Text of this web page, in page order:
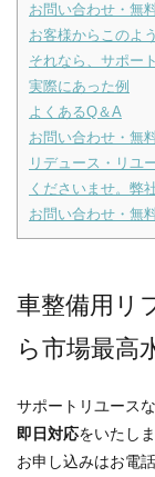
お問い合わせ・無
お客様からこのよ
それなら、サポー
実際にあった例
よくあるQ＆A
お問い合わせ・無
リデュース・リユ
くださいませ。弊
お問い合わせ・無
車整備用リ
ら市場最高
サポートリユース
即日対応をいたしま
お申し込みはお電